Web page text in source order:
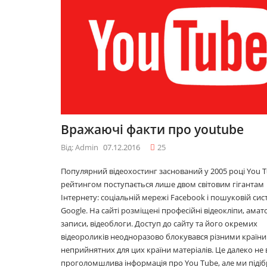
Вражаючі факти про youtube
Від: Admin 07.12.2016 25
Популярний відеохостинг заснований у 2005 році You
рейтингом поступається лише двом світовим гігантам
Інтернету: соціальній мережі Facebook і пошуковій
Google. На сайті розміщені професійні відеокліпи,
записи, відеоблоги. Доступ до сайту та його окремих
відеороликів неодноразово блокувався різними
неприйнятних для цих країни матеріалів. Це далеко не
проголомшлива інформація про You Tube, але ми
10 лайфхаків: як
легко прокидатися
вранці
2017році
29.11.2016
Топ 5 серіалів
08.06.2016